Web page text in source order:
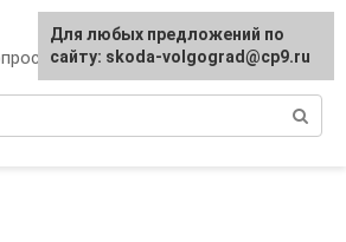
и ответы
Для любых предложений по
сайту: skoda-volgograd@cp9.ru